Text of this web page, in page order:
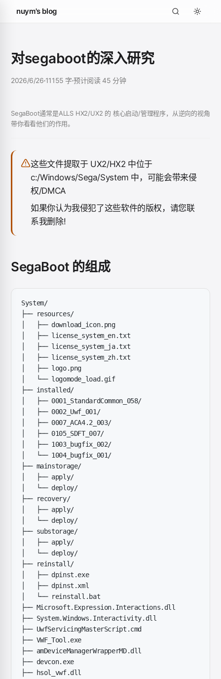
nuym's blog
对segaboot的深入研究
2026/6/26 11155 字预计阅读 45 分钟
SegaBoot通常是ALLS HX2/UX2 的 核心启动/管理程序，从逆向的视角
带你看看他们的作用。
这些文件提取于 UX2/HX2 中位于
c:/Windows/Sega/System 中，可能会带来侵
权/DMCA
如果你认为我侵犯了这些软件的版权，请您联
系我删除!
SegaBoot 的组成
System/
├── resources/
│   ├── download_icon.png
│   ├── license_system_en.txt
│   ├── license_system_ja.txt
│   ├── license_system_zh.txt
│   ├── logo.png
│   └── logomode_load.gif
├── installed/
│   ├── 0001_StandardCommon_058/
│   ├── 0002_Uwf_001/
│   ├── 0007_ACA4.2_003/
│   ├── 0105_SDFT_007/
│   ├── 1003_bugfix_002/
│   └── 1004_bugfix_001/
├── mainstorage/
│   ├── apply/
│   └── deploy/
├── recovery/
│   ├── apply/
│   └── deploy/
├── substorage/
│   ├── apply/
│   └── deploy/
├── reinstall/
│   ├── dpinst.exe
│   ├── dpinst.xml
│   └── reinstall.bat
├── Microsoft.Expression.Interactions.dll
├── System.Windows.Interactivity.dll
├── UwfServicingMasterScript.cmd
├── VWF_Tool.exe
├── amDeviceManagerWrapperMD.dll
├── devcon.exe
├── hsol_vwf.dll